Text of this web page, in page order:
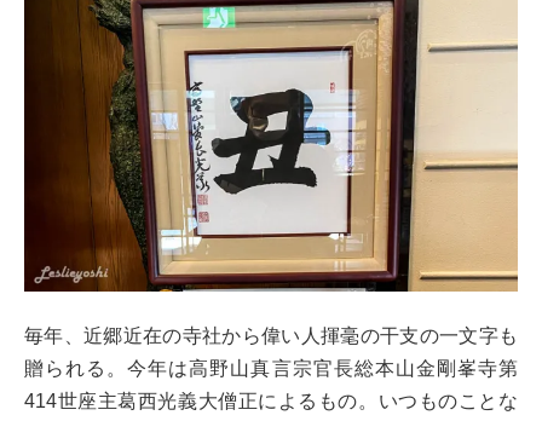
毎年、近郷近在の寺社から偉い人揮毫の干支の一文字も
贈られる。今年は高野山真言宗官長総本山金剛峯寺第
414世座主葛西光義大僧正によるもの。いつものことな